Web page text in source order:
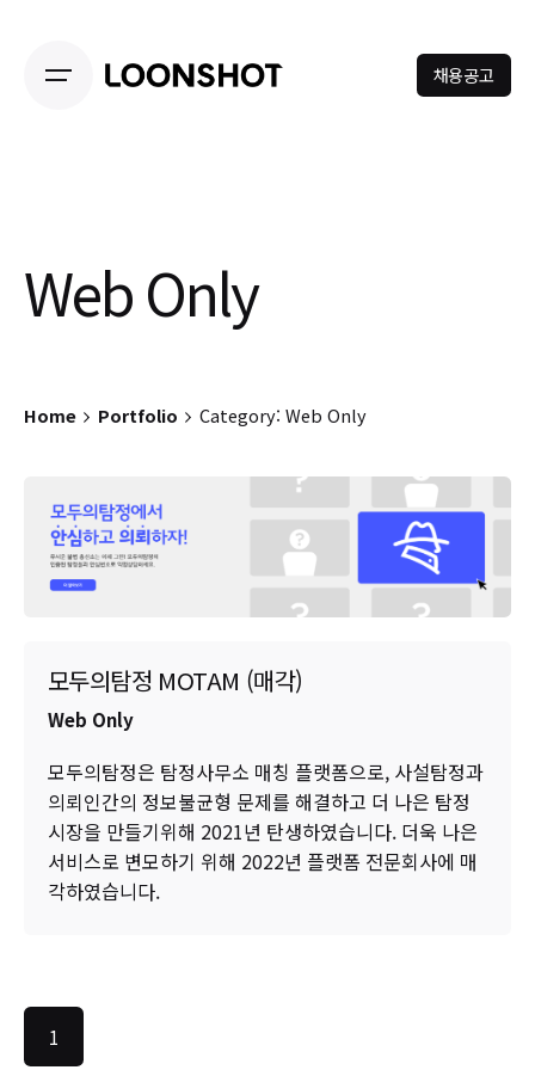
content
채용공고
Web Only
Home Portfolio Category: Web Only
모두의탐정 MOTAM (매각)
Web Only
모두의탐정은 탐정사무소 매칭 플랫폼으로, 사설탐정과
의뢰인간의 정보불균형 문제를 해결하고 더 나은 탐정
시장을 만들기위해 2021년 탄생하였습니다. 더욱 나은
서비스로 변모하기 위해 2022년 플랫폼 전문회사에 매
각하였습니다.
1